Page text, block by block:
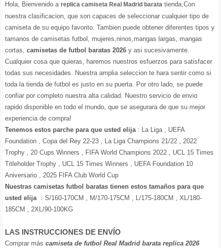
Hola, Bienvenido a replica camiseta Real Madrid barata tienda,Con
nuestra clasificacion, que son capaces de seleccionar cualquier tipo de
camiseta de su equipo favorito. Tambien puede obtener diferentes tipos y
tamanos de camisetas futbol, mujeres,ninos,mangas largas, mangas
cortas, camisetas de futbol baratas 2026 y asi sucesivamente.
Cualquier cosa que quieras, haremos nuestros esfuerzos para satisfacer
todas sus necesidades. Nuestra amplia seleccion te hara sentir como si
toda la tienda de futbol es justo en su puerta. Por otro lado, se puede
confiar por completo nuestra alta calidad. Nuestro servicio de envio
rapido disponible en todo el mundo, que se asegurara de que su mejor
experiencia de compra!
Tenemos estos parche para que usted elija: La Liga , UEFA
Foundation , Copa del Rey 22-23 , La Liga Champions 21/22 , 2022
Trophy , 20 Cups Winners , FIFA World Champions 2022 , UCL 15 Times
Titleholder Trophy , UCL 15 Times Winners , UEFA Foundation 10
Aniversario , 2025 FIFA Club World Cup
Nuestras camisetas futbol baratas tienen estos tamaños para que
usted elija：S/160-170CM , M/170-175CM , L/175-180CM , XL/180-
185CM , 2XL/90-100KG
LAS INSTRUCCIONES DE ENVÍO
Comprar más camiseta de futbol Real Madrid barata replica 2026